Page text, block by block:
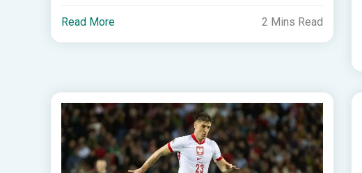
Read More 2 Mins Read